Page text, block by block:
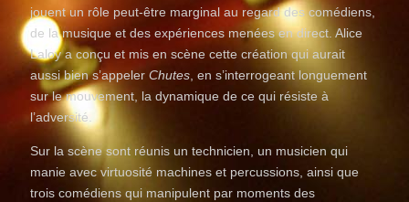
jouent un rôle peut-être marginal au regard des comédiens,
de la musique et des expériences menées en direct. Alice
Laloy a conçu et mis en scène cette création qui aurait
aussi bien s’appelerChutes, en s’interrogeant longuement
sur le mouvement, la dynamique de ce qui résiste à
l’adversité.
Sur la scène sont réunis un technicien, un musicien qui
manie avec virtuosité machines et percussions, ainsi que
trois comédiens qui manipulent par moments des